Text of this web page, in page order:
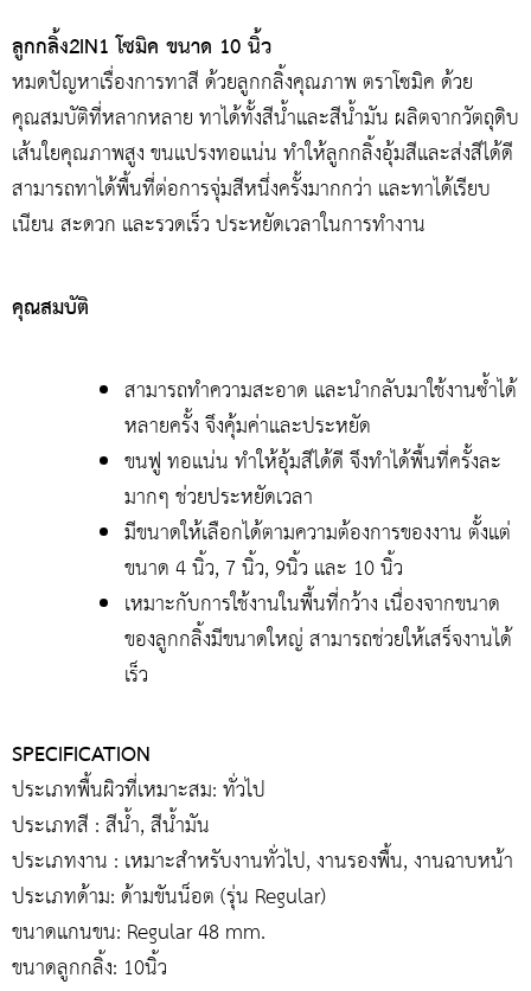
ลูกกลิ้ง2IN1 โซมิค ขนาด 10 นิ้ว
หมดปัญหาเรื่องการทาสี ด้วยลูกกลิ้งคุณภาพ ตราโซมิค ด้วย
คุณสมบัติที่หลากหลาย ทาได้ทั้งสีน้ำและสีน้ำมัน ผลิตจากวัตถุดิบ
เส้นใยคุณภาพสูง ขนแปรงทอแน่น ทำให้ลูกกลิ้งอุ้มสีและส่งสีได้ดี
สามารถทาได้พื้นที่ต่อการจุ่มสีหนึ่งครั้งมากกว่า และทาได้เรียบ
เนียน สะดวก และรวดเร็ว ประหยัดเวลาในการทำงาน
คุณสมบัติ
สามารถทำความสะอาด และนำกลับมาใช้งานซ้ำได้
หลายครั้ง จึงคุ้มค่าและประหยัด
ขนฟู ทอแน่น ทำให้อุ้มสีได้ดี จึงทำได้พื้นที่ครั้งละ
มากๆ ช่วยประหยัดเวลา
มีขนาดให้เลือกได้ตามความต้องการของงาน ตั้งแต่
ขนาด 4 นิ้ว, 7 นิ้ว, 9นิ้ว และ 10 นิ้ว
เหมาะกับการใช้งานในพื้นที่กว้าง เนื่องจากขนาด
ของลูกกลิ้งมีขนาดใหญ่ สามารถช่วยให้เสร็จงานได้
เร็ว
SPECIFICATION
ประเภทพื้นผิวที่เหมาะสม: ทั่วไป
ประเภทสี : สีน้ำ, สีน้ำมัน
ประเภทงาน : เหมาะสำหรับงานทั่วไป, งานรองพื้น, งานฉาบหน้า
ประเภทด้าม: ด้ามขันน็อต (รุ่น Regular)
ขนาดแกนขน: Regular 48 mm.
ขนาดลูกกลิ้ง: 10นิ้ว